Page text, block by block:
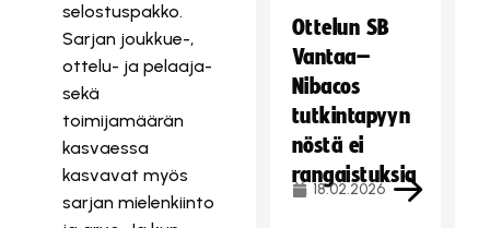
selostuspakko.
Sarjan joukkue-,
ottelu- ja pelaaja-
sekä
toimijamäärän
kasvaessa
kasvavat myös
sarjan mielenkiinto
Ottelun SB
Vantaa–
Nibacos
tutkintapyyn
nöstä ei
rangaistuksia
18.02.2026